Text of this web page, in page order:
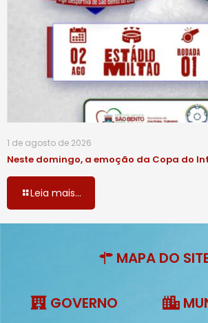
1 de agosto de 2026
Neste domingo, a emoção da Copa do
Leia mais...
MAPA DO
GOVERNO